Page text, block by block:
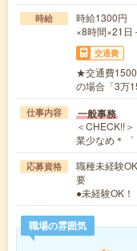
時給
時給1300円
×8時間×21日
交通費
★交通費1500
の場合「3万
仕事内容 一般事務
＜CHECK!!
業少なめ＊
応募資格
職種未経験
要
●未経験OK
職場の雰囲気